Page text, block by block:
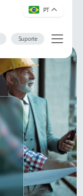
PT
Suporte